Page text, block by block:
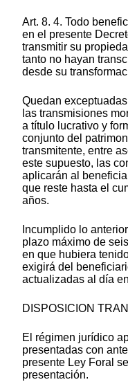
Art. 8. 4. Todo
en el presente
transmitir su
tanto no hayan
desde su
Quedan
las transmisiones
a título lucrativo y
conjunto del
transmitente, entre
este supuesto, las
aplicarán al
que reste hasta el
años.
Incumplido lo
plazo máximo de
en que hubiera
exigirá del
actualizadas al día
DISPOSICION
El régimen jurídico
presentadas con
presente Ley Foral
presentación.